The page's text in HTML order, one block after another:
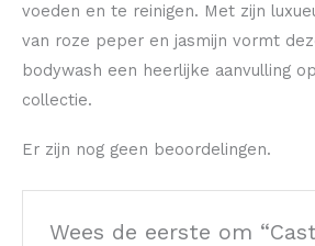
voeden en te reinigen. Met zijn
van roze peper en jasmijn vormt
bodywash een heerlijke aanvulling
collectie.
Er zijn nog geen beoordelingen.
Wees de eerste om